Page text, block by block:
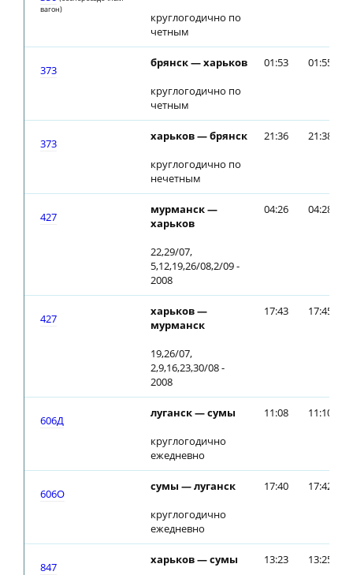
вагон)
круглогодично по
четным
373
брянск — харьков
круглогодично по
четным
01:53 01:55
373
харьков — брянск
круглогодично по
нечетным
21:36 21:38
427
мурманск —
харьков
22,29/07,
5,12,19,26/08,2/09 -
2008
04:26 04:28
427
харьков —
мурманск
19,26/07,
2,9,16,23,30/08 -
2008
17:43 17:45
606Д
луганск — сумы
круглогодично
ежедневно
11:08 11:10
606О
сумы — луганск
круглогодично
ежедневно
17:40 17:42
847
харьков — сумы
13:23 13:25